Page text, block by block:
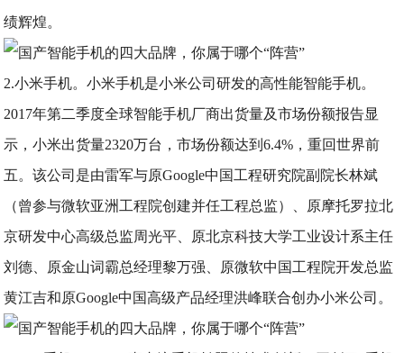
绩辉煌。
2.小米手机。小米手机是小米公司研发的高性能智能手机。
2017年第二季度全球智能手机厂商出货量及市场份额报告显
示，小米出货量2320万台，市场份额达到6.4%，重回世界前
五。该公司是由雷军与原Google中国工程研究院副院长林斌
（曾参与微软亚洲工程院创建并任工程总监）、原摩托罗拉北
京研发中心高级总监周光平、原北京科技大学工业设计系主任
刘德、原金山词霸总经理黎万强、原微软中国工程院开发总监
黄江吉和原Google中国高级产品经理洪峰联合创办小米公司。